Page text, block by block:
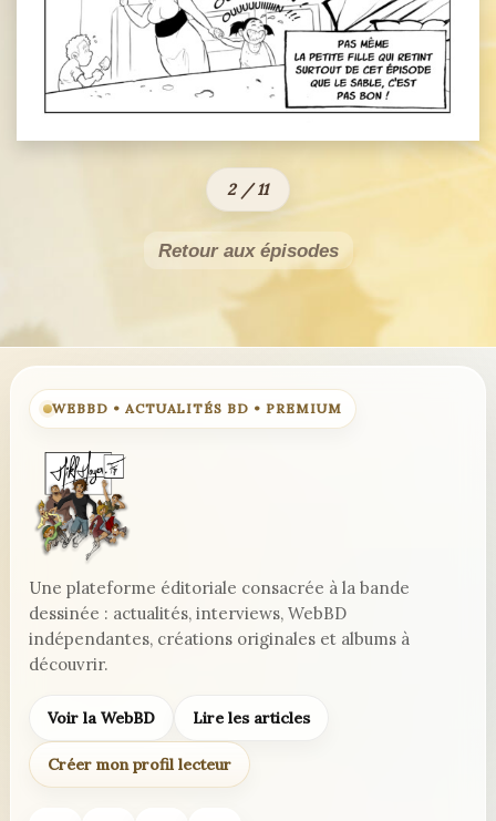
2 / 11
Retour aux épisodes
WEBBD • ACTUALITÉS BD • PREMIUM
Une plateforme éditoriale consacrée à la bande
dessinée : actualités, interviews, WebBD
indépendantes, créations originales et albums à
découvrir.
Voir la WebBD Lire les articles
Créer mon profil lecteur